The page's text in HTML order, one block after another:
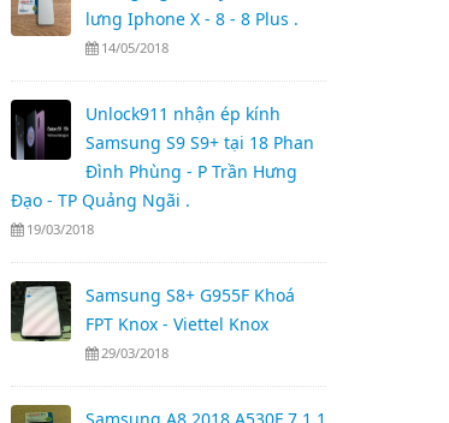
lưng Iphone X - 8 - 8 Plus .
14/05/2018
Unlock911 nhận ép kính
Samsung S9 S9+ tại 18 Phan
Đình Phùng - P Trần Hưng
Đạo - TP Quảng Ngãi .
19/03/2018
Samsung S8+ G955F Khoá
FPT Knox - Viettel Knox
29/03/2018